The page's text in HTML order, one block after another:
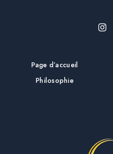
Page d’accueil
Philosophie